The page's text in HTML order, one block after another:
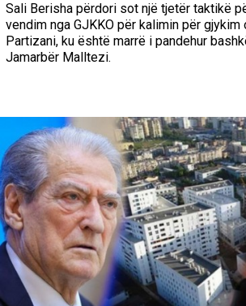
Sali Berisha përdori sot një tjetër taktikë
vendim nga GJKKO për kalimin për
Partizani, ku është marrë i pandehur
Jamarbër Malltezi.